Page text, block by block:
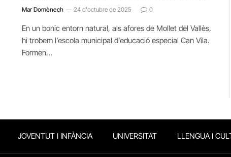
Mar Domènech 24 d'octubre de 2025 0
En un bonic entorn natural, als afores de Mollet del Vallès,
hi trobem l’escola municipal d’educació especial Can Vila.
Formen…
JOVENTUT I INFÀNCIA UNIVERSITAT LLENGUA I